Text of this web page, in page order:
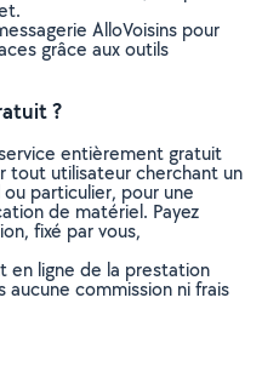
AlloVoisins pour
grâce aux outils
?
entièrement gratuit
tout utilisateur cherchant un
particulier, pour une
de matériel. Payez
fixé par vous,
en ligne de la prestation
aucune commission ni frais